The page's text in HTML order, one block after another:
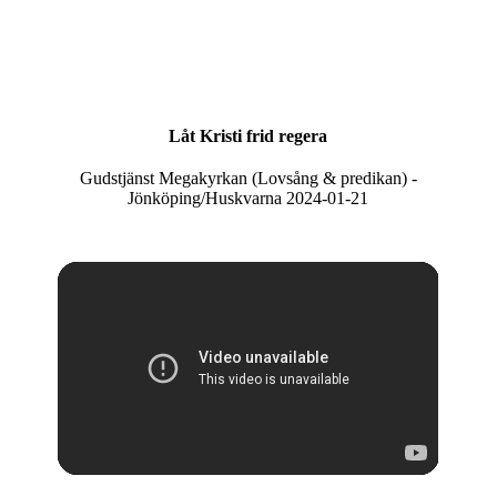
Låt Kristi frid regera
Gudstjänst Megakyrkan (Lovsång & predikan) -
Jönköping/Huskvarna 2024-01-21